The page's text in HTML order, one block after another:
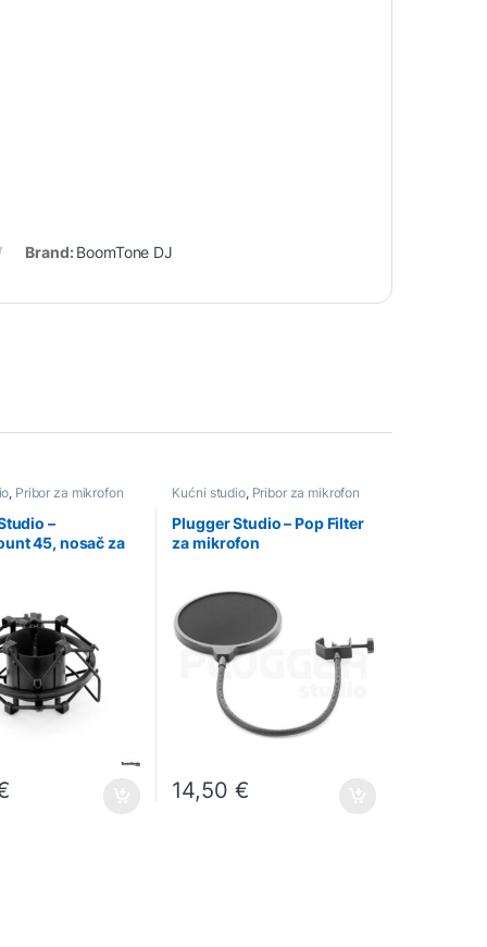
Brand:BoomTone DJ
, Pribor za mikrofon
–
45, nosač za
Kućni studio, Pribor za mikrofon
Plugger Studio – Pop Filter
za mikrofon
14,50 €